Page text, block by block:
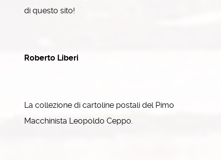
di questo sito!
Roberto Liberi
La collezione di cartoline postali del Pimo
Macchinista Leopoldo Ceppo.